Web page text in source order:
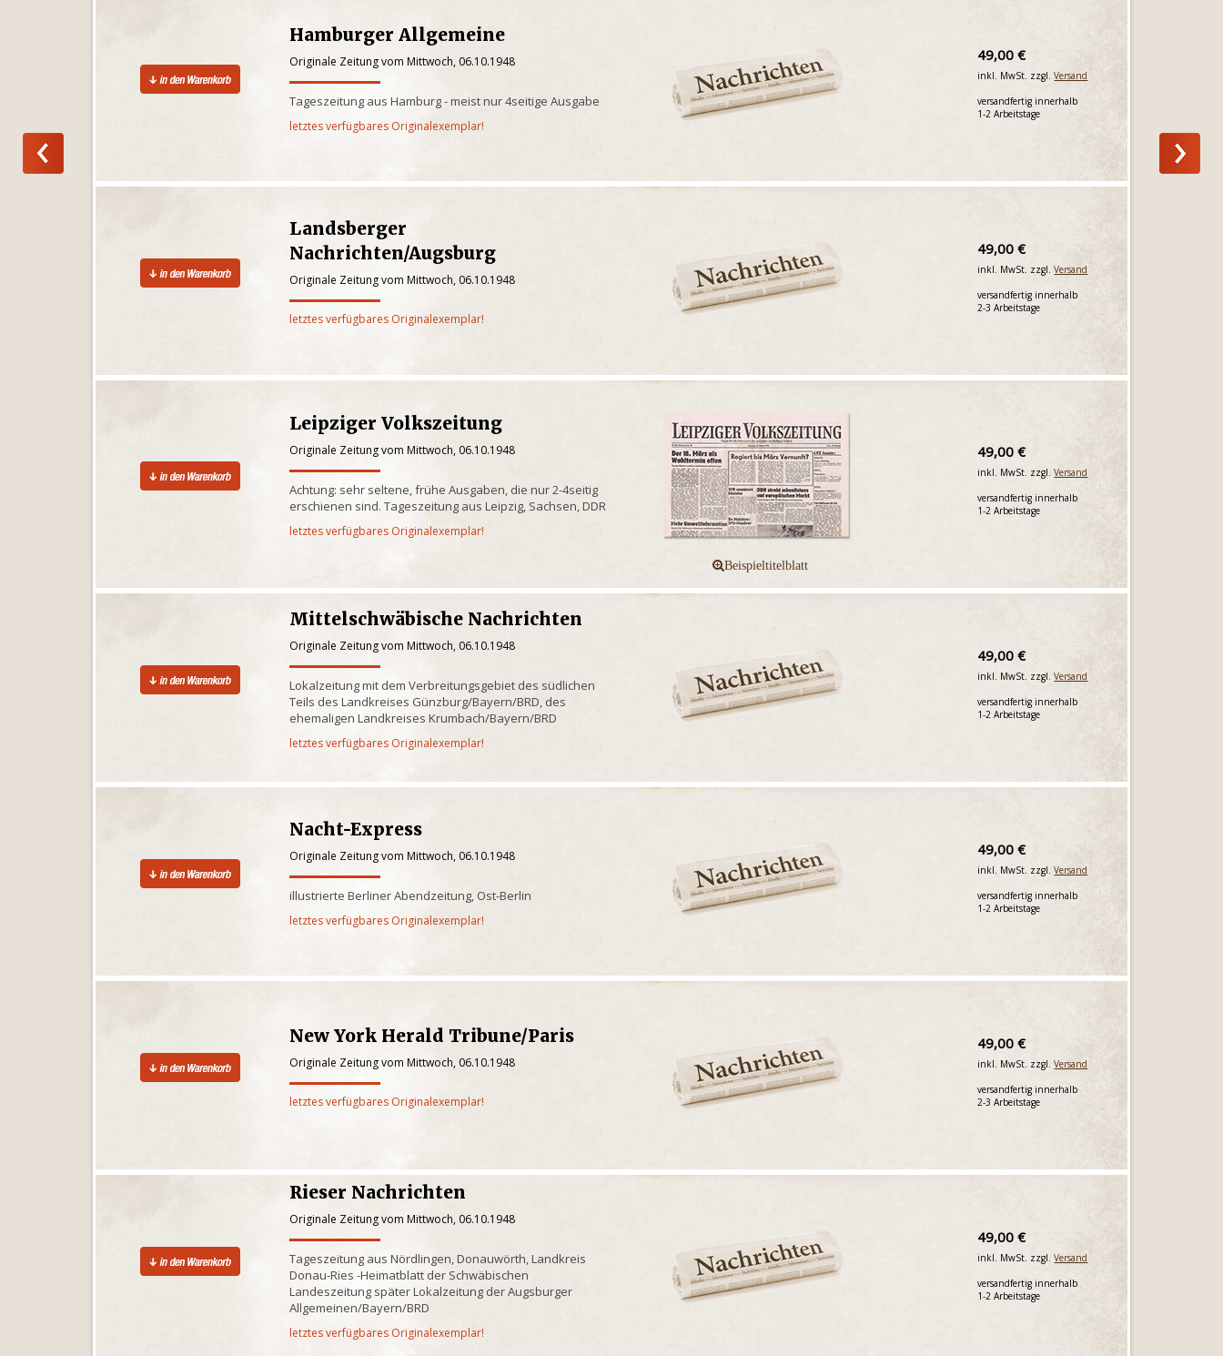
Hamburger Allgemeine
Originale Zeitung vom Mittwoch, 06.10.1948
Tageszeitung aus Hamburg - meist nur 4seitige Ausgabe
letztes verfügbares Originalexemplar!
49,00 €
inkl. MwSt. zzgl.Versand
versandfertig innerhalb
1-2 Arbeitstage
Landsberger
Nachrichten/Augsburg
Originale Zeitung vom Mittwoch, 06.10.1948
letztes verfügbares Originalexemplar!
49,00 €
inkl. MwSt. zzgl.Versand
versandfertig innerhalb
2-3 Arbeitstage
Leipziger Volkszeitung
Originale Zeitung vom Mittwoch, 06.10.1948
Achtung: sehr seltene, frühe Ausgaben, die nur 2-4seitig
erschienen sind. Tageszeitung aus Leipzig, Sachsen, DDR
letztes verfügbares Originalexemplar!
49,00 €
inkl. MwSt. zzgl.Versand
versandfertig innerhalb
1-2 Arbeitstage
Mittelschwäbische Nachrichten
Originale Zeitung vom Mittwoch, 06.10.1948
Lokalzeitung mit dem Verbreitungsgebiet des südlichen
Teils des Landkreises Günzburg/Bayern/BRD, des
ehemaligen Landkreises Krumbach/Bayern/BRD
letztes verfügbares Originalexemplar!
49,00 €
inkl. MwSt. zzgl.Versand
versandfertig innerhalb
1-2 Arbeitstage
Nacht-Express
Originale Zeitung vom Mittwoch, 06.10.1948
illustrierte Berliner Abendzeitung, Ost-Berlin
letztes verfügbares Originalexemplar!
49,00 €
inkl. MwSt. zzgl.Versand
versandfertig innerhalb
1-2 Arbeitstage
New York Herald Tribune/Paris
Originale Zeitung vom Mittwoch, 06.10.1948
letztes verfügbares Originalexemplar!
49,00 €
inkl. MwSt. zzgl.Versand
versandfertig innerhalb
2-3 Arbeitstage
Rieser Nachrichten
Originale Zeitung vom Mittwoch, 06.10.1948
Tageszeitung aus Nördlingen, Donauwörth, Landkreis
Donau-Ries -Heimatblatt der Schwäbischen
Landeszeitung später Lokalzeitung der Augsburger
Allgemeinen/Bayern/BRD
letztes verfügbares Originalexemplar!
49,00 €
inkl. MwSt. zzgl.Versand
versandfertig innerhalb
1-2 Arbeitstage